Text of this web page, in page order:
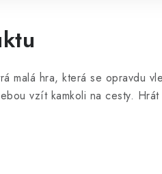
malá hra, která se opravdu
vzít kamkoli na cesty.